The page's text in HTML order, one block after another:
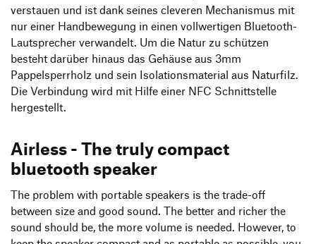
verstauen und ist dank seines cleveren Mechanismus mit
nur einer Handbewegung in einen vollwertigen Bluetooth-
Lautsprecher verwandelt. Um die Natur zu schützen
besteht darüber hinaus das Gehäuse aus 3mm
Pappelsperrholz und sein Isolationsmaterial aus Naturfilz.
Die Verbindung wird mit Hilfe einer NFC Schnittstelle
hergestellt.
Airless - The truly compact
bluetooth speaker
The problem with portable speakers is the trade-off
between size and good sound. The better and richer the
sound should be, the more volume is needed. However, to